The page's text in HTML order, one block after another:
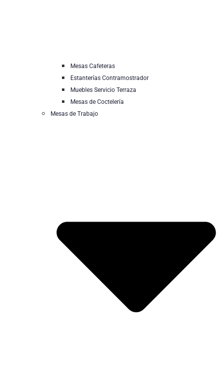
Mesas Cafeteras
Estanterías Contramostrador
Muebles Servicio Terraza
Mesas de Coctelería
Mesas de Trabajo